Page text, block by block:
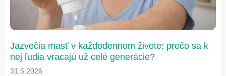
o
Jazvečia masť v každodennom živote: prečo sa k
nej ľudia vracajú už celé generácie?
31.5.2026